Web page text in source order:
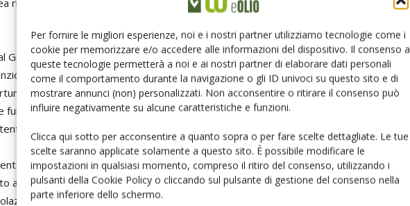
Per fornire le migliori esperienze, noi e i nostri partner utilizziamo tecnologie come i
cookie per memorizzare e/o accedere alle informazioni del dispositivo. Il consenso a
queste tecnologie permetterà a noi e ai nostri partner di elaborare dati personali
come il comportamento durante la navigazione o gli ID univoci su questo sito e di
mostrare annunci (non) personalizzati. Non acconsentire o ritirare il consenso può
influire negativamente su alcune caratteristiche e funzioni.
Clicca qui sotto per acconsentire a quanto sopra o per fare scelte dettagliate. Le tue
scelte saranno applicate solamente a questo sito. È possibile modificare le
impostazioni in qualsiasi momento, compreso il ritiro del consenso, utilizzando i
pulsanti della Cookie Policy o cliccando sul pulsante di gestione del consenso nella
parte inferiore dello schermo.
rispetto ai parametri già vigenti per altri obblighi, quale la tenuta del
Governo di riconsiderare l’attribuzione alla Repressione frodi del
poiché “potrebbe non garantire appieno il principio di terzietà,
realizzare la netta separazione, da un lato, delle funzioni di
funzioni di irrogazione della sanzione amministrativa, attraverso la
e delle relative responsabilità dirigenziali”.
tutti gli articoli del provvedimento governativo sono stati rivisti
anche all’introduzione di sanzioni accessorie, come la sospensione
in merito alla tenuta del registro Sian.